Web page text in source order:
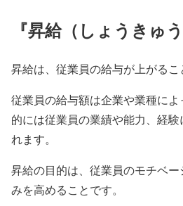
『昇給（しょうきゅ
昇給は、従業員の給与が上がるこ
従業員の給与額は企業や業種に
的には従業員の業績や能力、経
れます。
昇給の目的は、従業員のモチベ
みを高めることです。